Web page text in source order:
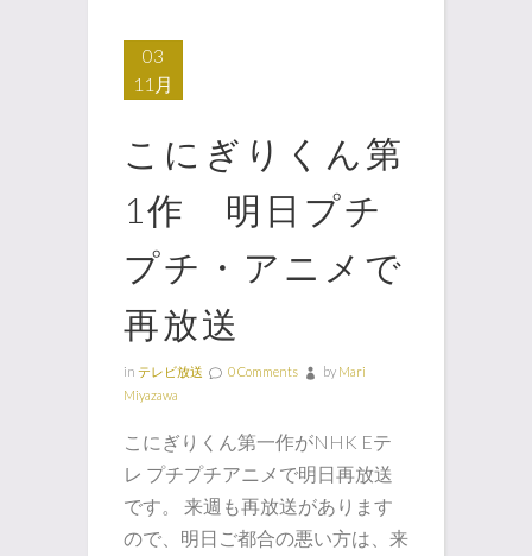
03
11月
こにぎりくん第
1作 明日プチ
プチ・アニメで
再放送
in テレビ放送 0 Comments by Mari
Miyazawa
こにぎりくん第一作がNHK Eテ
レ プチプチアニメで明日再放送
です。 来週も再放送があります
ので、明日ご都合の悪い方は、来